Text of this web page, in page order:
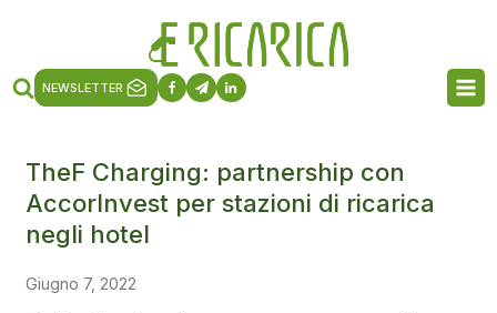
NEWSLETTER
TheF Charging: partnership con
AccorInvest per stazioni di ricarica
negli hotel
Giugno 7, 2022